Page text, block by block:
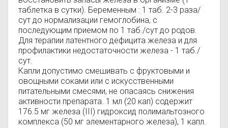
таблетка в сутки). Беременным : 1 таб. 2-3 раза/
сут до нормализации гемоглобина, с
последующим приемом по 1 таб./сут до родов.
Для терапии латентного дефицита железа и для
профилактики недостаточности железа - 1 таб./
сут.
Капли допустимо смешивать с фруктовыми и
овощными соками или с искусственными
питательными смесями, не опасаясь снижения
активности препарата. 1 мл (20 кап) содержит
176.5 мг железа (III) гидроксид полимальтозного
комплекса (50 мг элементарного железа), 1 капл.